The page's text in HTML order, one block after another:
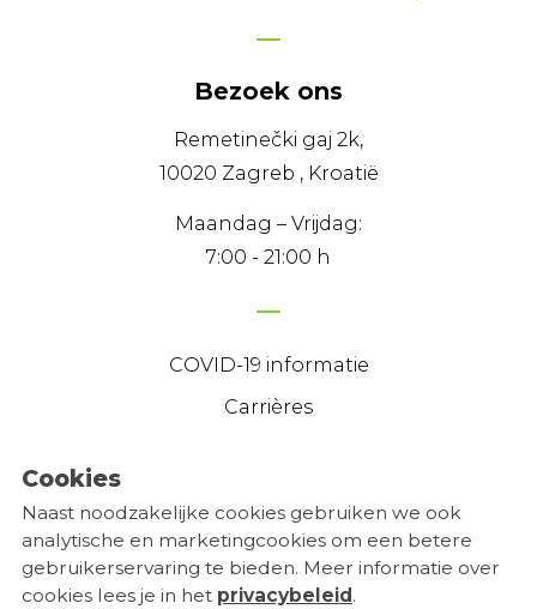
Bezoek ons
Remetinečki gaj 2k,
10020 Zagreb , Kroatië
Maandag – Vrijdag:
7:00 - 21:00 h
COVID-19 informatie
Carrières
Gegevensprivacy en veiligheidsverklaring
Algemene gebruiksvoorwaarden
Cookie-instellingen
Cookies
Naast noodzakelijke cookies gebruiken we ook
analytische en marketingcookies om een betere
gebruikerservaring te bieden. Meer informatie over
cookies lees je in het privacybeleid.